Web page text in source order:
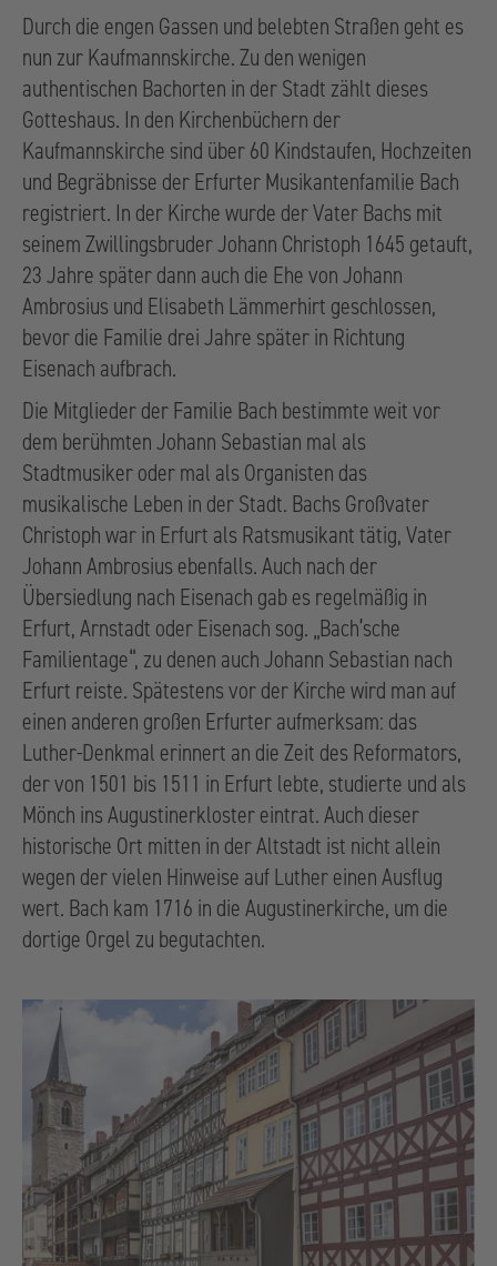
Durch die engen Gassen und belebten Straßen geht es
nun zur Kaufmannskirche. Zu den wenigen
authentischen Bachorten in der Stadt zählt dieses
Gotteshaus. In den Kirchenbüchern der
Kaufmannskirche sind über 60 Kindstaufen, Hochzeiten
und Begräbnisse der Erfurter Musikantenfamilie Bach
registriert. In der Kirche wurde der Vater Bachs mit
seinem Zwillingsbruder Johann Christoph 1645 getauft,
23 Jahre später dann auch die Ehe von Johann
Ambrosius und Elisabeth Lämmerhirt geschlossen,
bevor die Familie drei Jahre später in Richtung
Eisenach aufbrach.
Die Mitglieder der Familie Bach bestimmte weit vor
dem berühmten Johann Sebastian mal als
Stadtmusiker oder mal als Organisten das
musikalische Leben in der Stadt. Bachs Großvater
Christoph war in Erfurt als Ratsmusikant tätig, Vater
Johann Ambrosius ebenfalls. Auch nach der
Übersiedlung nach Eisenach gab es regelmäßig in
Erfurt, Arnstadt oder Eisenach sog. „Bach’sche
Familientage“, zu denen auch Johann Sebastian nach
Erfurt reiste. Spätestens vor der Kirche wird man auf
einen anderen großen Erfurter aufmerksam: das
Luther-Denkmal erinnert an die Zeit des Reformators,
der von 1501 bis 1511 in Erfurt lebte, studierte und als
Mönch ins Augustinerkloster eintrat. Auch dieser
historische Ort mitten in der Altstadt ist nicht allein
wegen der vielen Hinweise auf Luther einen Ausflug
wert. Bach kam 1716 in die Augustinerkirche, um die
dortige Orgel zu begutachten.